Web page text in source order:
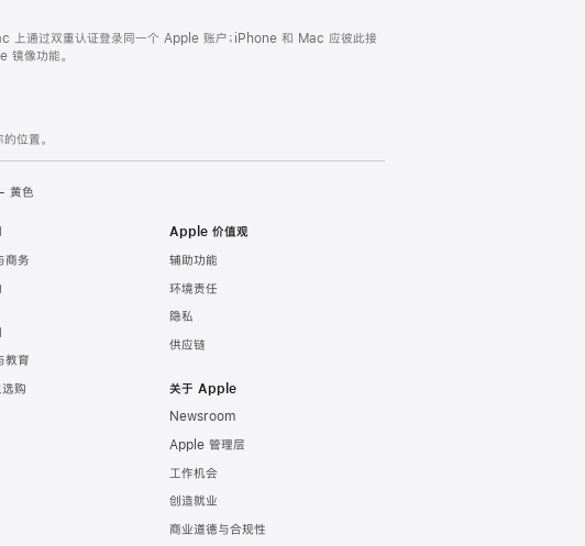
通过双重认证登录同一个 Apple 账户；iPhone 和 Mac 应彼此接
镜像功能。
位置。
黄色
商务
教育
购
Apple 价值观
辅助功能
环境责任
隐私
供应链
关于 Apple
Newsroom
Apple 管理层
工作机会
创造就业
商业道德与合规性